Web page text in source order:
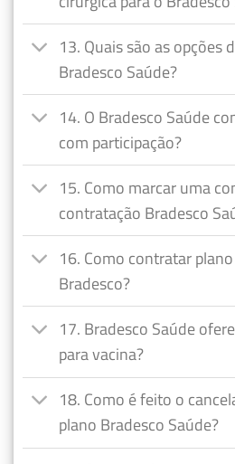
13. Quais são as opções
Bradesco Saúde?
14. O Bradesco Saúde
com participação?
15. Como marcar uma
contratação Bradesco
16. Como contratar
Bradesco?
17. Bradesco Saúde
para vacina?
18. Como é feito o
plano Bradesco Saúde?